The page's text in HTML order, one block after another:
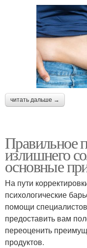
читать дальше →
Правильное
излишнего
основные
На пути
психологические
помощи
предоставить вам
переоценить
продуктов.